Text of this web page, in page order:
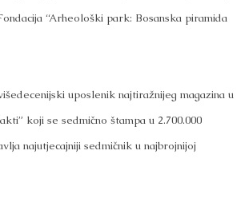
“Arheološki park: Bosanska piramida
uposlenik najtiražnijeg magazina u
koji se sedmično štampa u 2.700.000
najutjecajniji sedmičnik u najbrojnijoj